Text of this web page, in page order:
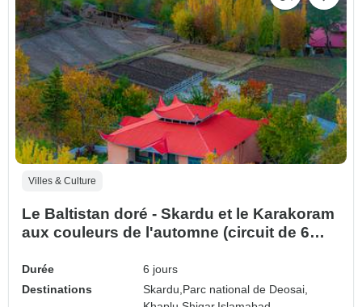
Villes & Culture
Le Baltistan doré - Skardu et le Karakoram
aux couleurs de l'automne (circuit de 6
Durée
6 jours
Destinations
Skardu,Parc national de Deosai,